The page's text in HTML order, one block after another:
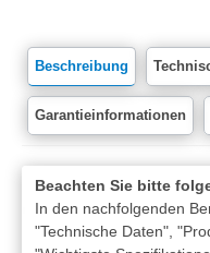
Beschreibung
Garantieinformationen
Beachten Sie bitte
In den nachfolgenden
"Technische Daten",